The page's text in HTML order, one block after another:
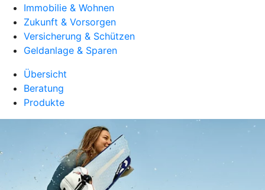
Immobilie & Wohnen
Zukunft & Vorsorgen
Versicherung & Schützen
Geldanlage & Sparen
Übersicht
Beratung
Produkte